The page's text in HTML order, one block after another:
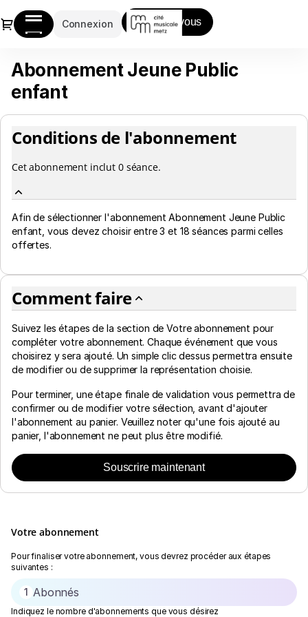
Dialogue
Connexion Inscrivez-vous
[Abonnement
Jeune
enfant]
Cité
musicale-
Abonnement
Jeune
Public
enfant
Abonnement Jeune Public
enfant
Conditions de l'abonnement
Cet abonnement inclut 0 séance.
Afin de sélectionner l'abonnementAbonnement Jeune Public
enfant , vous devez choisir entre 3 et 18 séances parmi celles
offertes.
Comment faire
Suivez les étapes de la section de Votre abonnement pour
compléter votre abonnement. Chaque événement que vous
choisirez y sera ajouté. Un simple clic dessus permettra ensuite
de modifier ou de supprimer la représentation choisie.
Pour terminer, une étape finale de validation vous permettra de
confirmer ou de modifier votre sélection, avant d'ajouter
l'abonnement au panier. Veuillez noter qu'une fois ajouté au
panier, l'abonnement ne peut plus être modifié.
Souscrire maintenant
Votre abonnement
Pour finaliser votre abonnement, vous devrez procéder aux étapes
suivantes :
1 Abonnés
Indiquez le nombre d'abonnements que vous désirez